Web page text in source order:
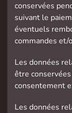
conservées
suivant le
éventuels
commandes et/
Les données
être
consentement
Les données